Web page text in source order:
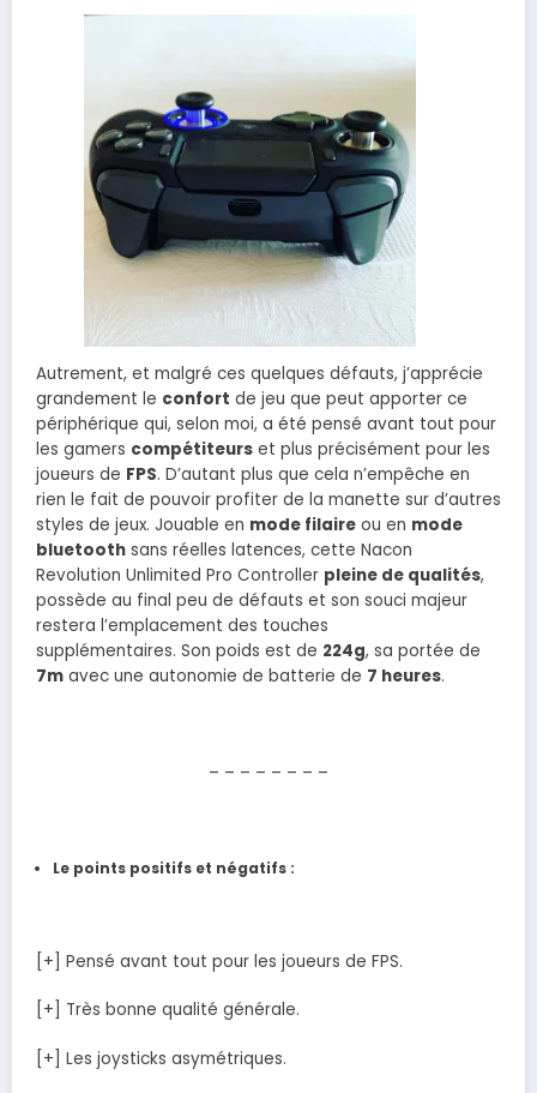
Autrement, et malgré ces quelques défauts, j’apprécie
grandement le confort de jeu que peut apporter ce
périphérique qui, selon moi, a été pensé avant tout pour
les gamers compétiteurs et plus précisément pour les
joueurs de FPS. D’autant plus que cela n’empêche en
rien le fait de pouvoir profiter de la manette sur d’autres
styles de jeux. Jouable en mode filaire ou en mode
bluetooth sans réelles latences, cette Nacon
Revolution Unlimited Pro Controller pleine de qualités,
possède au final peu de défauts et son souci majeur
restera l’emplacement des touches
supplémentaires. Son poids est de 224g, sa portée de
7m avec une autonomie de batterie de 7 heures.
– – – – – – – –
Le points positifs et négatifs :
[+] Pensé avant tout pour les joueurs de FPS.
[+] Très bonne qualité générale.
[+] Les joysticks asymétriques.